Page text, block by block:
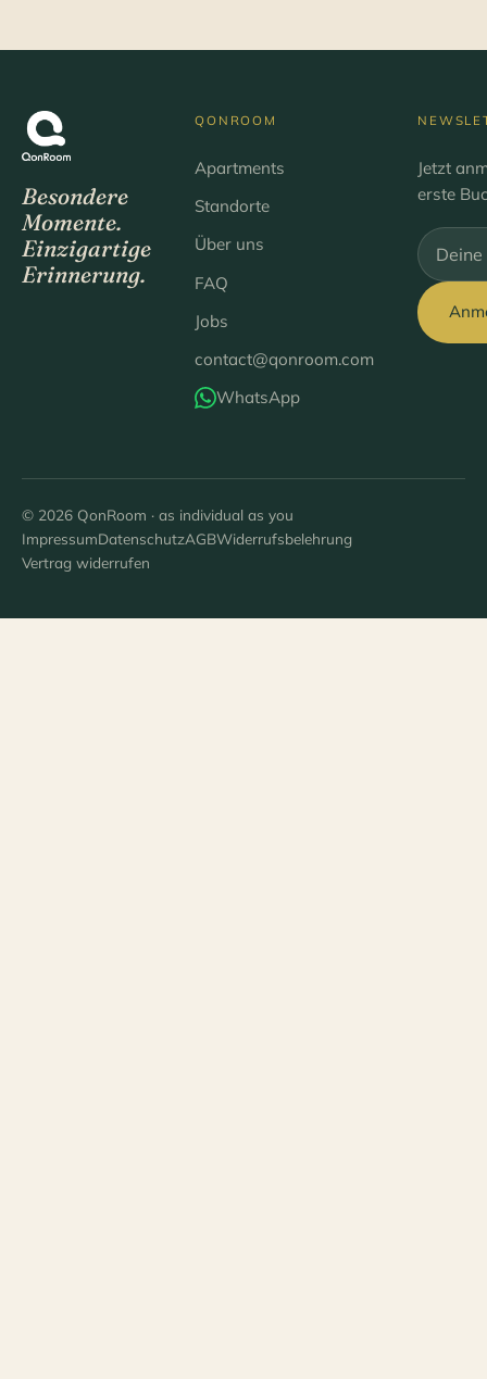
Besondere
Momente.
Einzigartige
Erinnerung.
QONROOM
Apartments
Standorte
Über uns
FAQ
Jobs
contact@qonroom.com
WhatsApp
Jetzt
erste
Bitte
© 2026 QonRoom · as individual as you
ImpressumDatenschutzAGBWiderrufsbelehrung
Vertrag widerrufen